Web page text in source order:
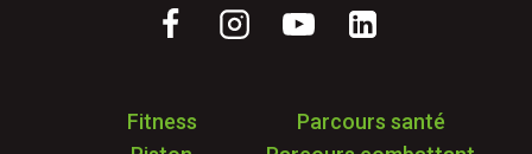
Fitness
Parcours santé